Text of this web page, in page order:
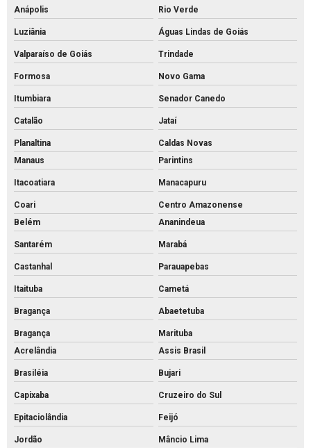
Anápolis Rio Verde
Luziânia Águas Lindas de Goiás
Valparaíso de Goiás Trindade
Formosa Novo Gama
Itumbiara Senador Canedo
Catalão Jataí
Planaltina
Caldas Novas
Manaus
Parintins
Itacoatiara Manacapuru
Coari
Centro Amazonense
Belém
Ananindeua
Santarém Marabá
Castanhal Parauapebas
Itaituba Cametá
Bragança Abaetetuba
Bragança
Marituba
Acrelândia
Assis Brasil
Brasiléia Bujari
Capixaba Cruzeiro do Sul
Epitaciolândia Feijó
Jordão Mâncio Lima